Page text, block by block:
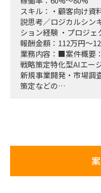
スキル：・顧客向け資
説思考／ロジカルシン
ション経験 ・プロジ
報酬金額：112万円～
業務内容：■案件概要：
戦略策定特化型AIエー
新規事業開発・市場調
策定などの
■想定業務：
・AIエージェントを活